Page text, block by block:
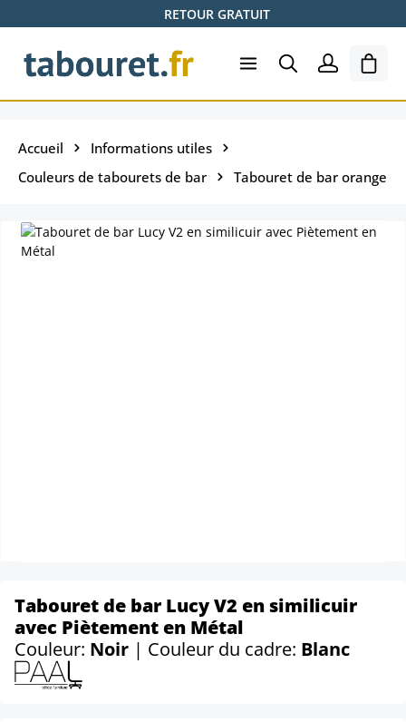
Passer au contenu principalRETOUR GRATUIT
Le
Accueil
Informations utiles
Couleurs de tabourets de bar
Tabouret de bar orange
Tabouret de bar Lucy V2 en similicuir
avec Piètement en Métal
Couleur: Noir | Couleur du cadre: Blanc